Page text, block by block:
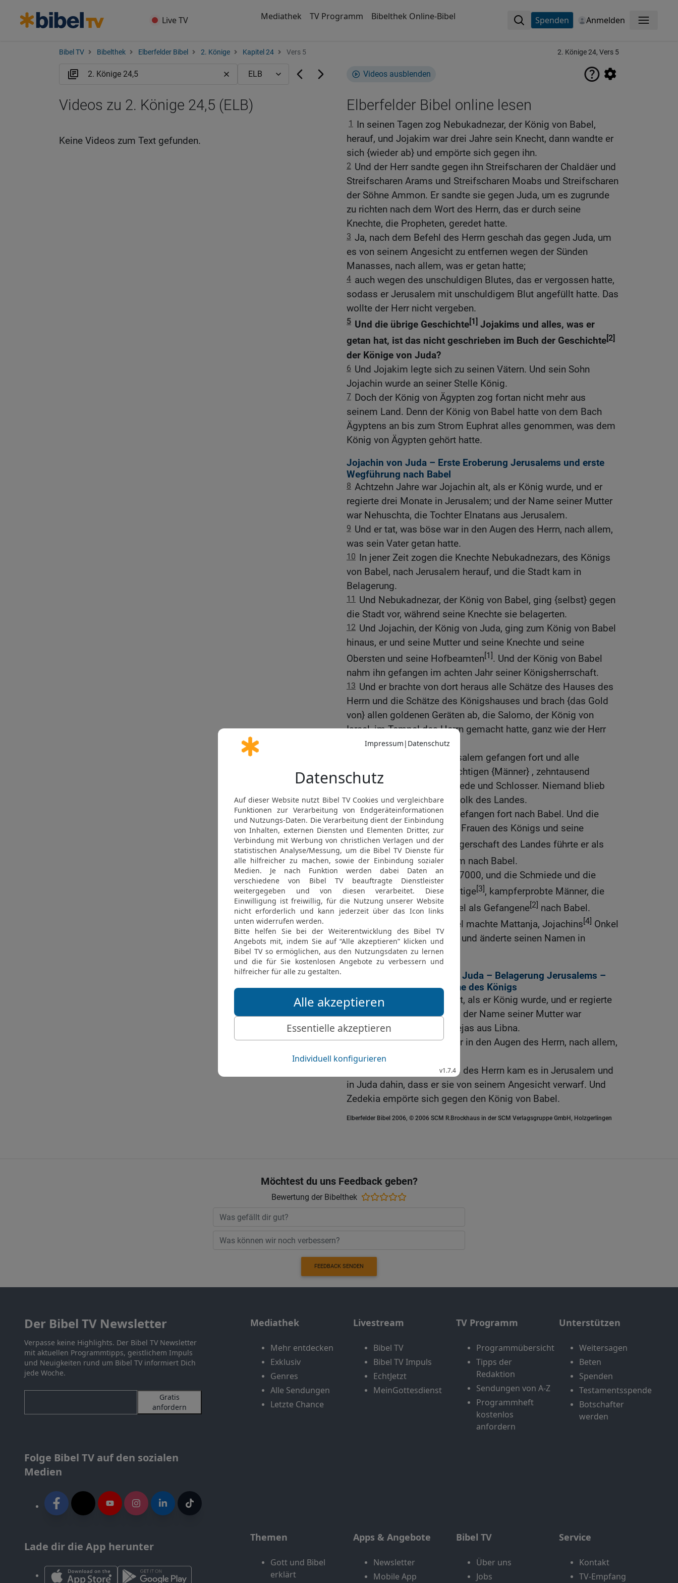
Live TV Mediathek TV Programm Bibelthek Online-Bibel Spenden Anmelden Menü
Bibel TV Bibelthek Elberfelder Bibel 2. Könige Kapitel 24 Vers 5 2. Könige 24, Vers 5
Videos ausblenden
Elberfelder Bibel online lesen
1 In seinen Tagen zog Nebukadnezar, der König von Babel,
herauf, und Jojakim war drei Jahre sein Knecht, dann wandte er
sich {wieder ab} und empörte sich gegen ihn.
2 Und der Herr sandte gegen ihn Streifscharen der Chaldäer und
Streifscharen Arams und Streifscharen Moabs und Streifscharen
der Söhne Ammon. Er sandte sie gegen Juda, um es zugrunde
zu richten nach dem Wort des Herrn, das er durch seine
Knechte, die Propheten, geredet hatte.
3 Ja, nach dem Befehl des Herrn geschah das gegen Juda, um
es von seinem Angesicht zu entfernen wegen der Sünden
Manasses, nach allem, was er getan hatte;
4 auch wegen des unschuldigen Blutes, das er vergossen hatte,
sodass er Jerusalem mit unschuldigem Blut angefüllt hatte. Das
wollte der Herr nicht vergeben.
5 Und die übrige Geschichte[1] Jojakims und alles, was er
getan hat, ist das nicht geschrieben im Buch der Geschichte[2]
der Könige von Juda?
6 Und Jojakim legte sich zu seinen Vätern. Und sein Sohn
Jojachin wurde an seiner Stelle König.
7 Doch der König von Ägypten zog fortan nicht mehr aus
seinem Land. Denn der König von Babel hatte von dem Bach
Ägyptens an bis zum Strom Euphrat alles genommen, was dem
König von Ägypten gehört hatte.
Jojachin von Juda – Erste Eroberung Jerusalems und erste
Wegführung nach Babel
8 Achtzehn Jahre war Jojachin alt, als er König wurde, und er
regierte drei Monate in Jerusalem; und der Name seiner Mutter
war Nehuschta, die Tochter Elnatans aus Jerusalem.
9 Und er tat, was böse war in den Augen des Herrn, nach allem,
was sein Vater getan hatte.
10 In jener Zeit zogen die Knechte Nebukadnezars, des Königs
von Babel, nach Jerusalem herauf, und die Stadt kam in
Belagerung.
11 Und Nebukadnezar, der König von Babel, ging {selbst} gegen
die Stadt vor, während seine Knechte sie belagerten.
12 Und Jojachin, der König von Juda, ging zum König von Babel
hinaus, er und seine Mutter und seine Knechte und seine
Obersten und seine Hofbeamten[1]. Und der König von Babel
nahm ihn gefangen im achten Jahr seiner Königsherrschaft.
13 Und er brachte von dort heraus alle Schätze des Hauses des
Herrn und die Schätze des Königshauses und brach {das Gold
von} allen goldenen Geräten ab, die Salomo, der König von
Israel, im Tempel des Herrn gemacht hatte, ganz wie der Herr
geredet hatte.
Und er führte ganz Jerusalem gefangen fort und alle
Obersten und alle kriegstüchtigen {Männer} , zehntausend
Gefangene, und alle Schmiede und Schlosser. Niemand blieb
übrig als nur das geringe Volk des Landes.
15
Und er führte Jojachin gefangen fort nach Babel. Und die
Mutter des Königs und die Frauen des Königs und seine
Hofbeamten[1]und die Bürgerschaft des Landes führte er als
Gefangene[2]aus Jerusalem nach Babel.
16 Und alle Kriegsmänner, 7000, und die Schmiede und die
Schlosser, 1000, alles tüchtige[3], kampferprobte Männer, die
brachte der König von Babel als Gefangene[2] nach Babel.
Und der König von Babel machte Mattanja, Jojachins[4] Onkel
an seiner Stelle zum König und änderte seinen Namen in
Zedekia.
Zedekia, letzter König von Juda – Belagerung Jerusalems –
Flucht und Gefangennahme des Königs
18 21 Jahre war Zedekia alt, als er König wurde, und er regierte
elf Jahre in Jerusalem; und der Name seiner Mutter war
Hamutal, die Tochter Jirmejas aus Libna.
19 Und er tat, was böse war in den Augen des Herrn, nach allem,
was Jojakim getan hatte.
Denn wegen des Zornes des Herrn kam es in Jerusalem und
in Juda dahin, dass er sie von seinem Angesicht verwarf. Und
Zedekia empörte sich gegen den König von Babel.
Elberfelder Bibel 2006, © 2006 SCM R.Brockhaus in der SCM Verlagsgruppe GmbH, Holzgerlingen
Videos zu 2. Könige 24,5 (ELB)
Keine Videos zum Text gefunden.
Möchtest du uns Feedback geben?
Bewertung der Bibelthek
FEEDBACK SENDEN
Der Bibel TV Newsletter
Verpasse keine Highlights. Der Bibel TV Newsletter
mit aktuellen Programmtipps, geistlichem Impuls
und Neuigkeiten rund um Bibel TV informiert Dich
jede Woche.
Gratis
anfordern
Folge Bibel TV auf den sozialen
Medien
Lade dir die App herunter
Mediathek
Mehr entdecken
Exklusiv
Genres
Alle Sendungen
Letzte Chance
Livestream
Bibel TV
Bibel TV Impuls
EchtJetzt
MeinGottesdienst
TV Programm
Programmübersicht
Tipps der
Redaktion
Sendungen von A-Z
Programmheft
kostenlos
anfordern
Unterstützen
Weitersagen
Beten
Spenden
Testamentsspende
Botschafter
werden
Themen
Gott und Bibel
erklärt
Apps & Angebote
Newsletter
Mobile App
Bibel TV
Über uns
Jobs
Service
Kontakt
TV-Empfang